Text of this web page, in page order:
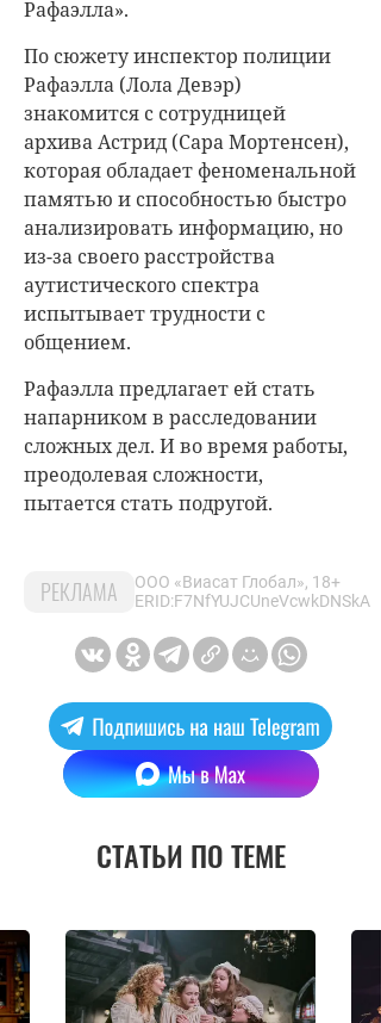
Рафаэлла».
По сюжету инспектор полиции
Рафаэлла (Лола Девэр)
знакомится с сотрудницей
архива Астрид (Сара Мортенсен),
которая обладает феноменальной
памятью и способностью быстро
анализировать информацию, но
из-за своего расстройства
аутистического спектра
испытывает трудности с
общением.
Рафаэлла предлагает ей стать
напарником в расследовании
сложных дел. И во время работы,
преодолевая сложности,
пытается стать подругой.
РЕКЛАМА
ООО «Виасат Глобал», 18+
ERID:F7NfYUJCUneVcwkDNSkA
СТАТЬИ ПО ТЕМЕ